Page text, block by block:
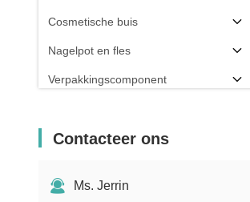
Cosmetische buis
Nagelpot en fles
Verpakkingscomponent
Contacteer ons
Ms. Jerrin